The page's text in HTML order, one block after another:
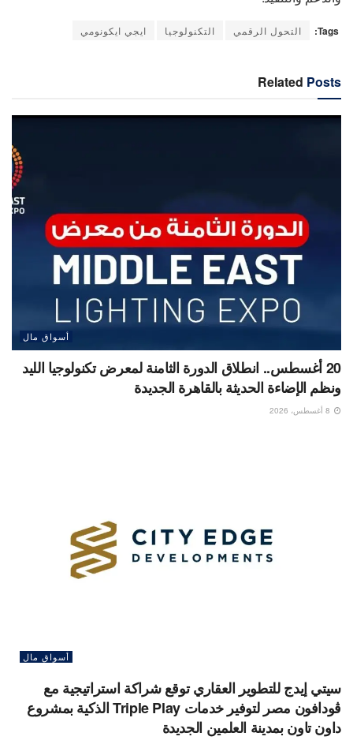
Tags: التحول الرقمي التكنولوجيا ايجي ايكونومي
Related Posts
أسواق مال
20 أغسطس.. انطلاق الدورة الثامنة لمعرض تكنولوجيا الليد
ونظم الإضاءة الحديثة بالقاهرة الجديدة
أسواق مال
سيتي إيدج للتطوير العقاري توقع شراكة استراتيجية مع
ڤودافون مصر لتوفير خدمات Triple Play الذكية بمشروع
داون تاون بمدينة العلمين الجديدة